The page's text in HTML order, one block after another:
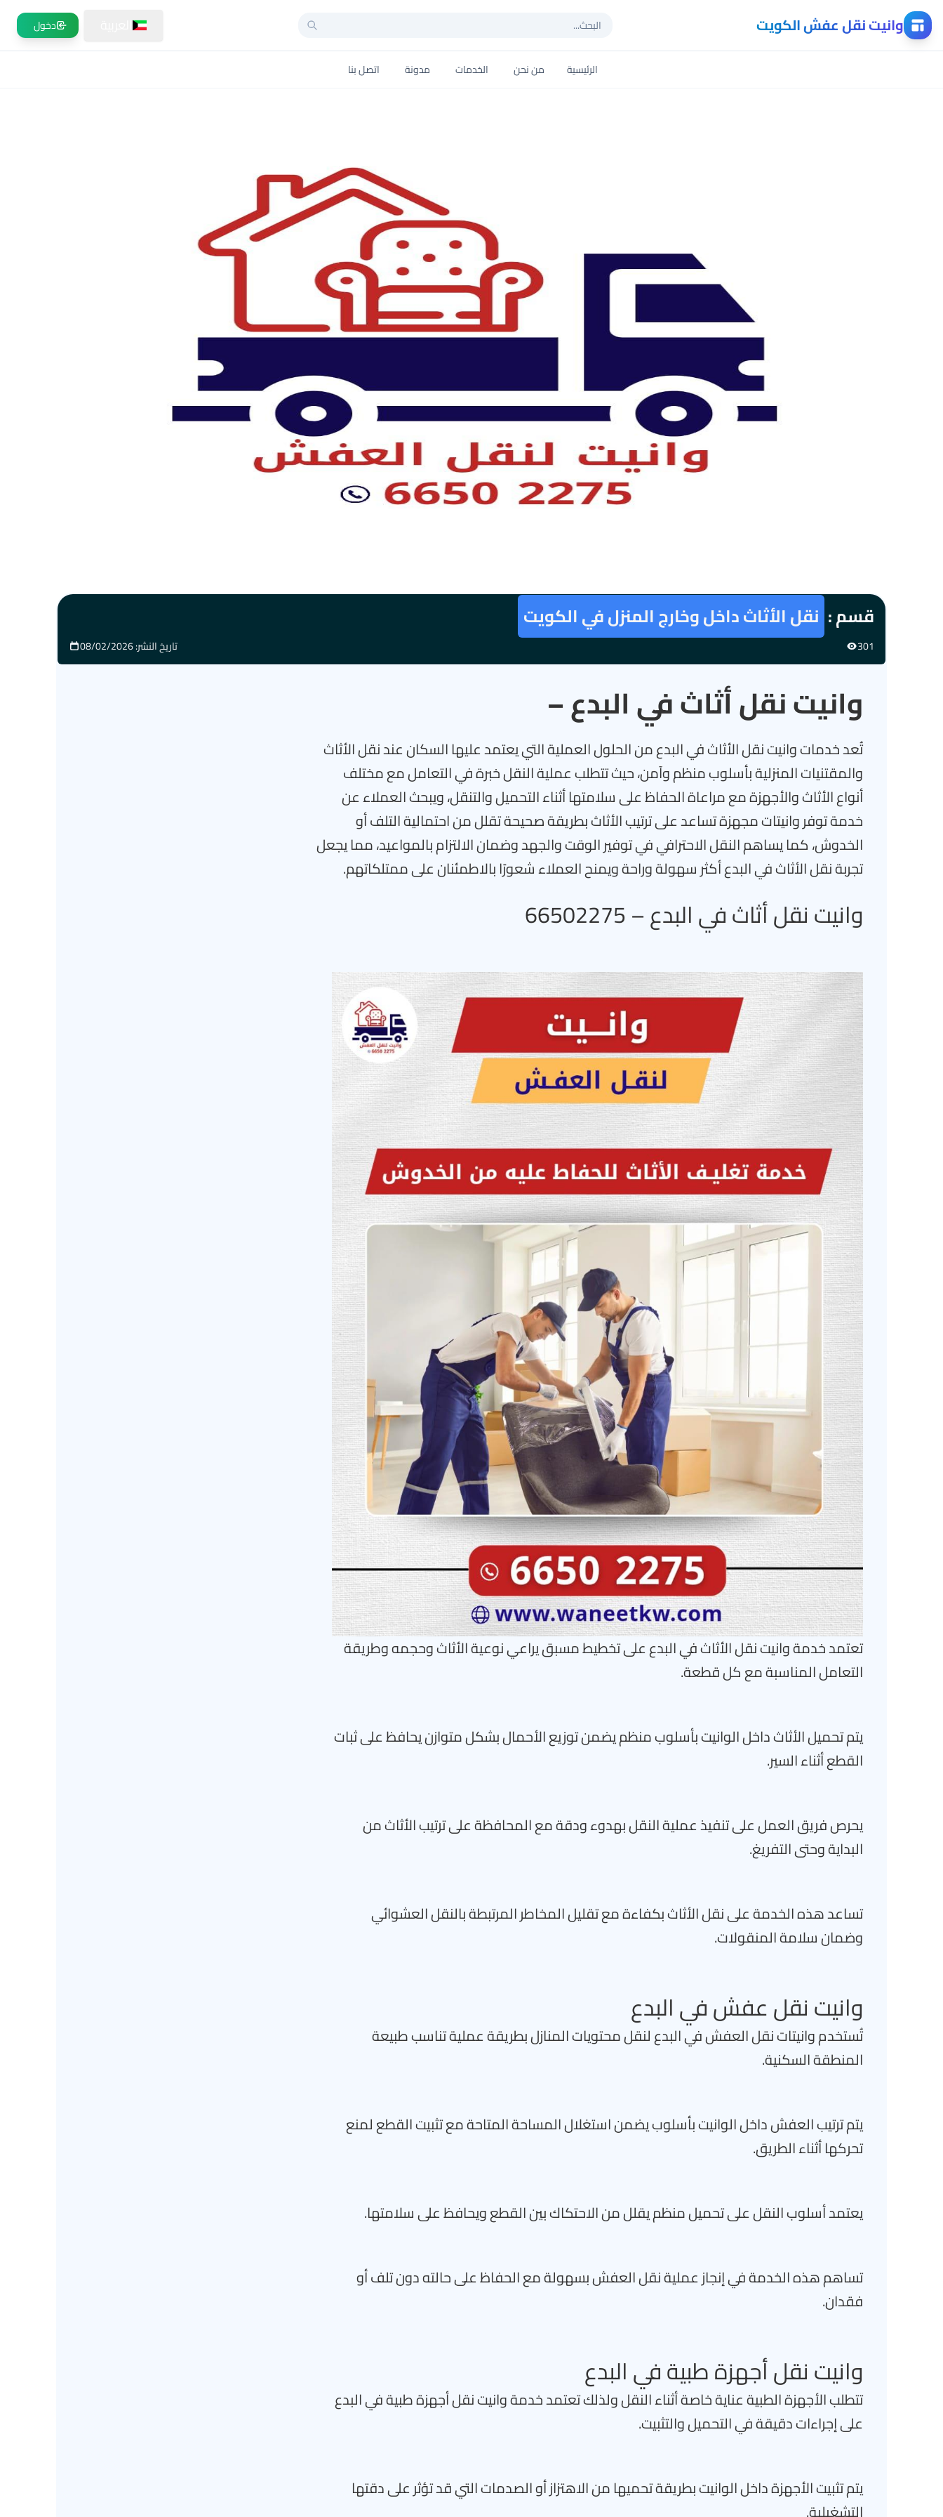
وانيت نقل عفش الكويت دخول
الرئيسية من نحن الخدمات مدونة اتصل بنا
قسم : نقل الأثاث داخل وخارج المنزل في الكويت
301 تاريخ النشر: 08/02/2026
وانيت نقل أثاث في البدع –
تُعد خدمات وانيت نقل الأثاث في البدع من الحلول العملية التي يعتمد عليها السكان عند نقل الأثاث
والمقتنيات المنزلية بأسلوب منظم وآمن، حيث تتطلب عملية النقل خبرة في التعامل مع مختلف
أنواع الأثاث والأجهزة مع مراعاة الحفاظ على سلامتها أثناء التحميل والتنقل، ويبحث العملاء عن
خدمة توفر وانيتات مجهزة تساعد على ترتيب الأثاث بطريقة صحيحة تقلل من احتمالية التلف أو
الخدوش، كما يساهم النقل الاحترافي في توفير الوقت والجهد وضمان الالتزام بالمواعيد، مما يجعل
تجربة نقل الأثاث في البدع أكثر سهولة وراحة ويمنح العملاء شعورًا بالاطمئنان على ممتلكاتهم.
وانيت نقل أثاث في البدع – 66502275
تعتمد خدمة وانيت نقل الأثاث في البدع على تخطيط مسبق يراعي نوعية الأثاث وحجمه وطريقة
التعامل المناسبة مع كل قطعة.
يتم تحميل الأثاث داخل الوانيت بأسلوب منظم يضمن توزيع الأحمال بشكل متوازن يحافظ على ثبات
القطع أثناء السير.
يحرص فريق العمل على تنفيذ عملية النقل بهدوء ودقة مع المحافظة على ترتيب الأثاث من
البداية وحتى التفريغ.
تساعد هذه الخدمة على نقل الأثاث بكفاءة مع تقليل المخاطر المرتبطة بالنقل العشوائي
وضمان سلامة المنقولات.
وانيت نقل عفش في البدع
تُستخدم وانيتات نقل العفش في البدع لنقل محتويات المنازل بطريقة عملية تناسب طبيعة
المنطقة السكنية.
يتم ترتيب العفش داخل الوانيت بأسلوب يضمن استغلال المساحة المتاحة مع تثبيت القطع لمنع
تحركها أثناء الطريق.
يعتمد أسلوب النقل على تحميل منظم يقلل من الاحتكاك بين القطع ويحافظ على سلامتها.
تساهم هذه الخدمة في إنجاز عملية نقل العفش بسهولة مع الحفاظ على حالته دون تلف أو
فقدان.
وانيت نقل أجهزة طبية في البدع
تتطلب الأجهزة الطبية عناية خاصة أثناء النقل ولذلك تعتمد خدمة وانيت نقل أجهزة طبية في البدع
على إجراءات دقيقة في التحميل والتثبيت.
يتم تثبيت الأجهزة داخل الوانيت بطريقة تحميها من الاهتزاز أو الصدمات التي قد تؤثر على دقتها